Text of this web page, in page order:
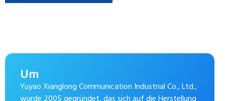
Um
Yuyao Xianglong Communication Industrial Co., Ltd.,